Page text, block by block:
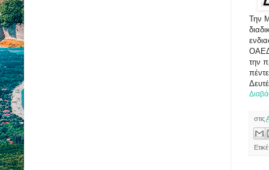
Την
ΟΑΕΔ
την
στις